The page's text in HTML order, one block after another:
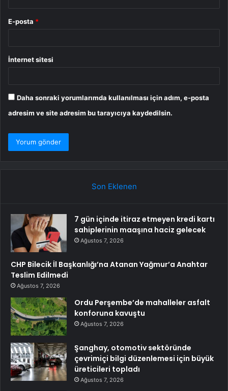
E-posta *
İnternet sitesi
Daha sonraki yorumlarımda kullanılması için adım, e-posta
adresim ve site adresim bu tarayıcıya kaydedilsin.
Son Eklenen
7 gün içinde itiraz etmeyen kredi kartı
sahiplerinin maaşına haciz gelecek
Ağustos 7, 2026
CHP Bilecik İl Başkanlığı’na Atanan Yağmur’a Anahtar
Teslim Edilmedi
Ağustos 7, 2026
Ordu Perşembe’de mahalleler asfalt
konforuna kavuştu
Ağustos 7, 2026
Şanghay, otomotiv sektöründe
çevrimiçi bilgi düzenlemesi için büyük
üreticileri topladı
Ağustos 7, 2026